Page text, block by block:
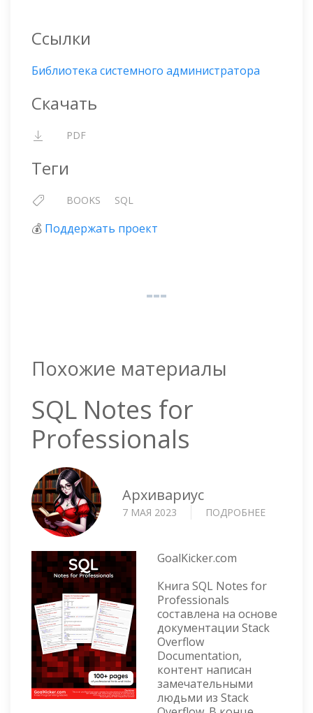
Ссылки
Библиотека системного администратора
Скачать
PDF
Теги
BOOKS SQL
💰 Поддержать проект
Похожие материалы
SQL Notes for
Professionals
Архивариус
7 МАЯ 2023 ПОДРОБНЕЕ
GoalKicker.com
Книга SQL Notes for
Professionals
составлена на основе
документации Stack
Overflow
Documentation,
контент написан
замечательными
людьми из Stack